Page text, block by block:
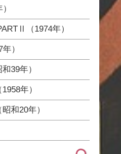
（1974年）
）
39年）
年）
和20年）